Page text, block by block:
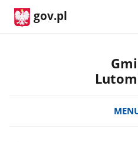
gov.pl